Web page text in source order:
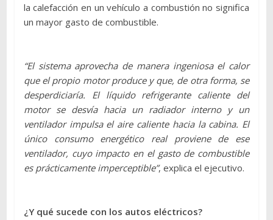
la calefacción en un vehículo a combustión no significa
un mayor gasto de combustible.
“El sistema aprovecha de manera ingeniosa el calor
que el propio motor produce y que, de otra forma, se
desperdiciaría. El líquido refrigerante caliente del
motor se desvía hacia un radiador interno y un
ventilador impulsa el aire caliente hacia la cabina. El
único consumo energético real proviene de ese
ventilador, cuyo impacto en el gasto de combustible
es prácticamente imperceptible”, explica el ejecutivo.
¿Y qué sucede con los autos eléctricos?